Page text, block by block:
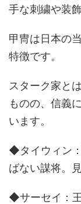
手な刺繍や装
甲冑は日本の
特徴です。
スターク家と
ものの、信義
います。
◆タイウィン
ばない謀将。
◆サーセイ：